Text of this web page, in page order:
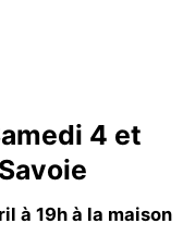
4 et
à 19h à la maison